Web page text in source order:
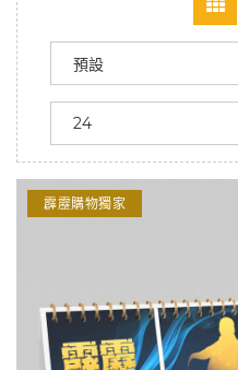
霹靂購物獨家